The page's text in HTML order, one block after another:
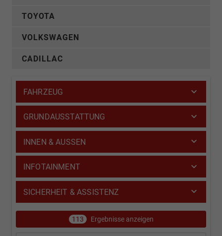
TOYOTA
VOLKSWAGEN
CADILLAC
FAHRZEUG
GRUNDAUSSTATTUNG
INNEN & AUSSEN
INFOTAINMENT
SICHERHEIT & ASSISTENZ
113 Ergebnisse anzeigen